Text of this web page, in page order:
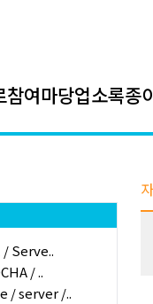
참여마당업소록종
Serve..
/ ..
/ server /..